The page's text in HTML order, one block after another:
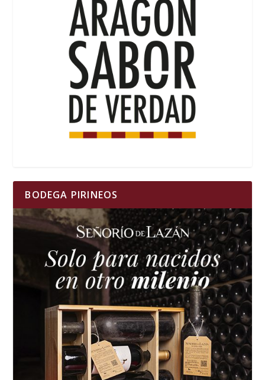
BODEGA PIRINEOS